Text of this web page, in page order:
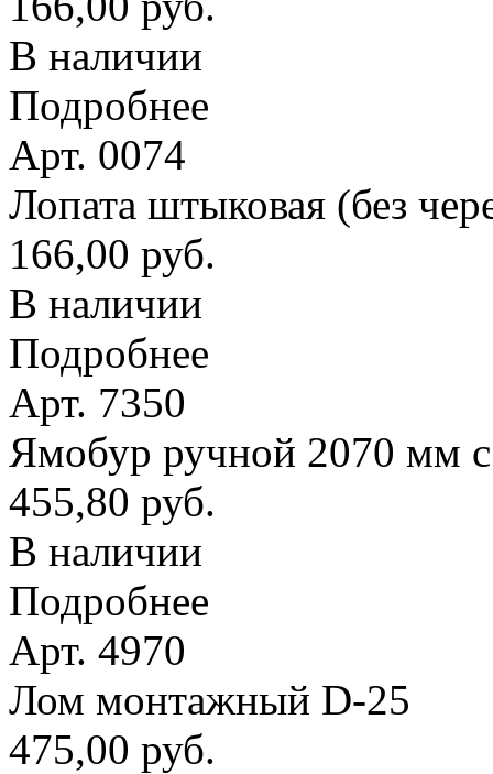
В наличии
Подробнее
Арт. 0074
Лопата штыковая (без
166,00 руб.
В наличии
Подробнее
Арт. 7350
Ямобур ручной 2070 мм
455,80 руб.
В наличии
Подробнее
Арт. 4970
Лом монтажный D-25
475,00 руб.